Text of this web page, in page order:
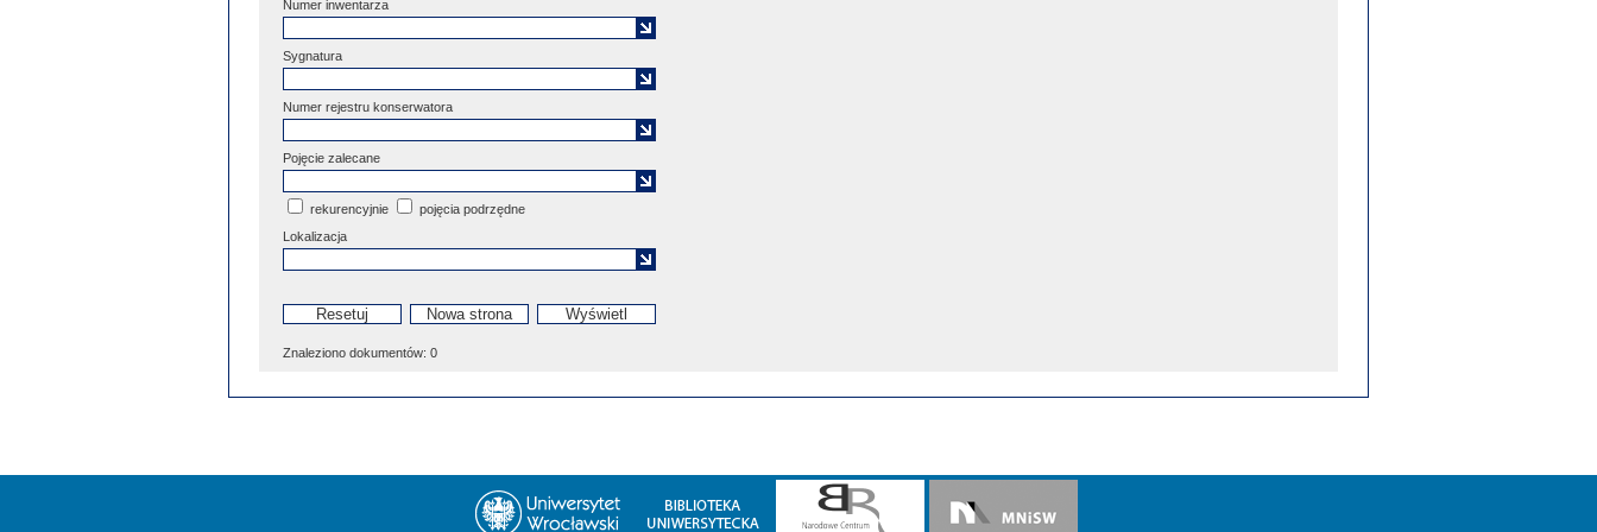
Numer inwentarza
Sygnatura
Numer rejestru konserwatora
Pojęcie zalecane
rekurencyjnie
pojęcia podrzędne
Lokalizacja
Znaleziono dokumentów: 0